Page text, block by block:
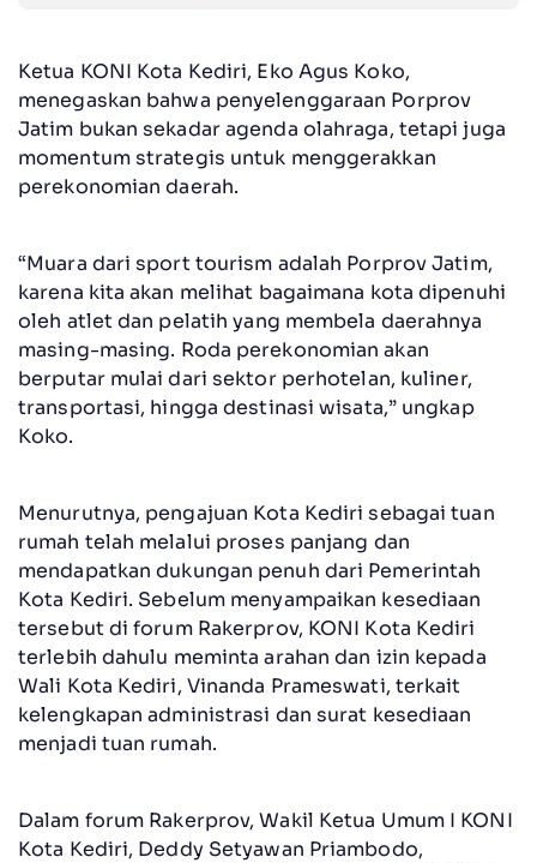
Ketua KONI Kota Kediri, Eko Agus Koko,
menegaskan bahwa penyelenggaraan Porprov
Jatim bukan sekadar agenda olahraga, tetapi juga
momentum strategis untuk menggerakkan
perekonomian daerah.
“Muara dari sport tourism adalah Porprov Jatim,
karena kita akan melihat bagaimana kota dipenuhi
oleh atlet dan pelatih yang membela daerahnya
masing-masing. Roda perekonomian akan
berputar mulai dari sektor perhotelan, kuliner,
transportasi, hingga destinasi wisata,” ungkap
Koko.
Menurutnya, pengajuan Kota Kediri sebagai tuan
rumah telah melalui proses panjang dan
mendapatkan dukungan penuh dari Pemerintah
Kota Kediri. Sebelum menyampaikan kesediaan
tersebut di forum Rakerprov, KONI Kota Kediri
terlebih dahulu meminta arahan dan izin kepada
Wali Kota Kediri, Vinanda Prameswati, terkait
kelengkapan administrasi dan surat kesediaan
menjadi tuan rumah.
Dalam forum Rakerprov, Wakil Ketua Umum I KONI
Kota Kediri, Deddy Setyawan Priambodo,